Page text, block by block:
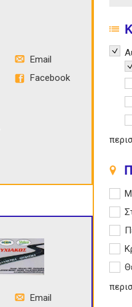
Email
Facebook
Email